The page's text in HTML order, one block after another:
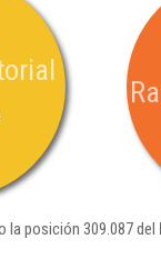
la posición 309.087 del